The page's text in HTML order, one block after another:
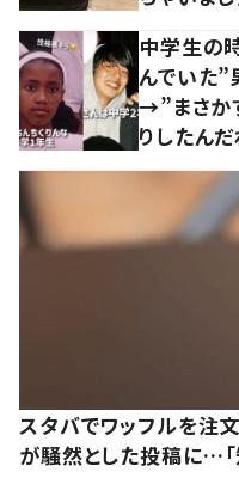
中学生の
んでいた”
→”まさか
りしたんだ
スタバでワッフルを注
が騒然とした投稿に…「